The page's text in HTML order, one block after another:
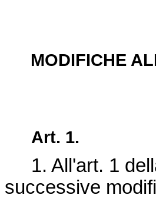
MODIFICHE
Art. 1.
1. All'art. 1
successive